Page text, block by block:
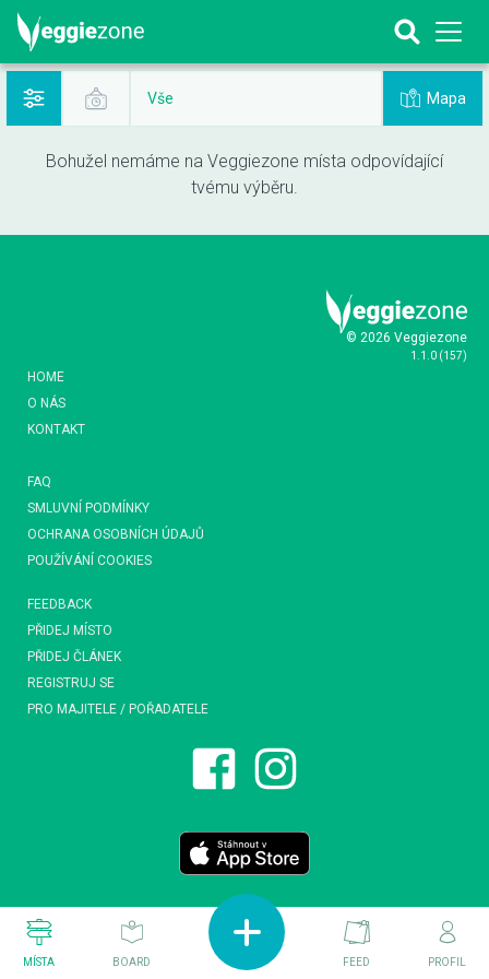
Vše Mapa
Bohužel nemáme na Veggiezone místa odpovídající
tvému výběru.
© 2026 Veggiezone
1.1.0 (157)
HOME
O NÁS
KONTAKT
FAQ
SMLUVNÍ PODMÍNKY
OCHRANA OSOBNÍCH ÚDAJŮ
POUŽÍVÁNÍ COOKIES
FEEDBACK
PŘIDEJ MÍSTO
PŘIDEJ ČLÁNEK
REGISTRUJ SE
PRO MAJITELE / POŘADATELE
MÍSTA BOARD FEED PROFIL